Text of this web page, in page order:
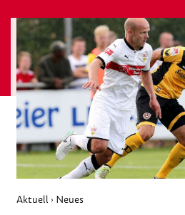
Aktuell › Neues